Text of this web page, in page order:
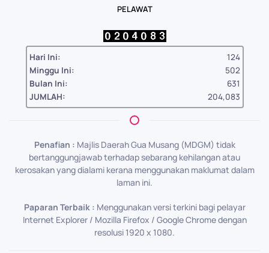
PELAWAT
Hari Ini:
124
Minggu Ini:
502
Bulan Ini:
631
JUMLAH:
204,083
Penafian : Majlis Daerah Gua Musang (MDGM) tidak
bertanggungjawab terhadap sebarang kehilangan atau
kerosakan yang dialami kerana menggunakan maklumat dalam
laman ini.
Paparan Terbaik : Menggunakan versi terkini bagi pelayar
Internet Explorer / Mozilla Firefox / Google Chrome dengan
resolusi 1920 x 1080.